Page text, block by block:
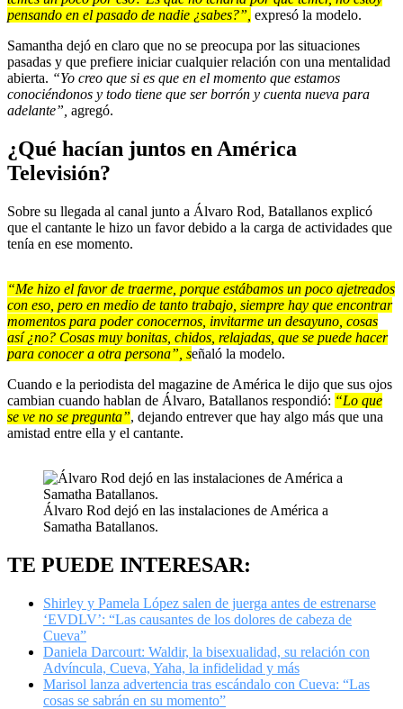
pensando en el pasado de nadie ¿sabes?”, expresó la modelo.
Samantha dejó en claro que no se preocupa por las situaciones
pasadas y que prefiere iniciar cualquier relación con una mentalidad
abierta. “Yo creo que si es que en el momento que estamos
conociéndonos y todo tiene que ser borrón y cuenta nueva para
adelante”, agregó.
¿Qué hacían juntos en América
Televisión?
Sobre su llegada al canal junto a Álvaro Rod, Batallanos explicó
que el cantante le hizo un favor debido a la carga de actividades que
tenía en ese momento.
“Me hizo el favor de traerme, porque estábamos un poco ajetreados
con eso, pero en medio de tanto trabajo, siempre hay que encontrar
momentos para poder conocernos, invitarme un desayuno, cosas
así ¿no? Cosas muy bonitas, chidos, relajadas, que se puede hacer
para conocer a otra persona”, señaló la modelo.
Cuando e la periodista del magazine de América le dijo que sus ojos
cambian cuando hablan de Álvaro, Batallanos respondió: “Lo que
se ve no se pregunta”, dejando entrever que hay algo más que una
amistad entre ella y el cantante.
Álvaro Rod dejó en las instalaciones de América a
Samatha Batallanos.
TE PUEDE INTERESAR:
Shirley y Pamela López salen de juerga antes de estrenarse
‘EVDLV’: “Las causantes de los dolores de cabeza de
Cueva”
Daniela Darcourt: Waldir, la bisexualidad, su relación con
Advíncula, Cueva, Yaha, la infidelidad y más
Marisol lanza advertencia tras escándalo con Cueva: “Las
cosas se sabrán en su momento”